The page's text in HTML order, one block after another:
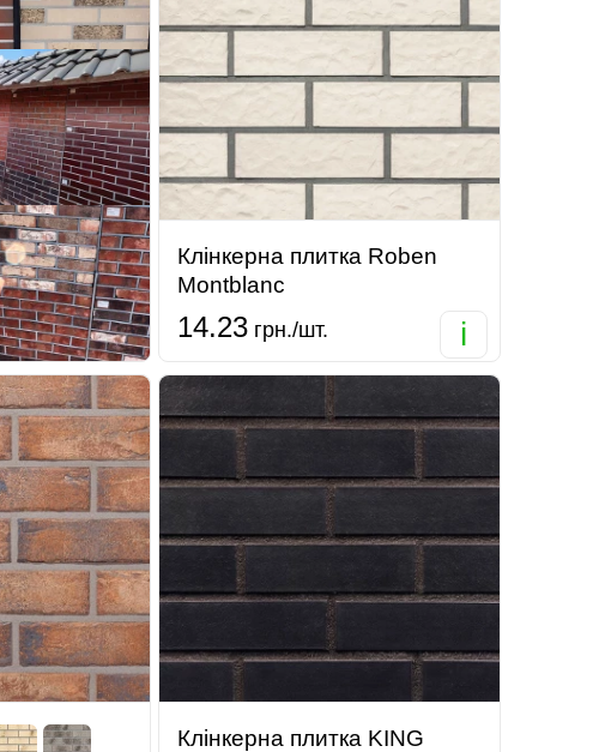
Клінкерна плитка Roben
Montblanc
14.23грн./шт. i
Клінкерна плитка KING